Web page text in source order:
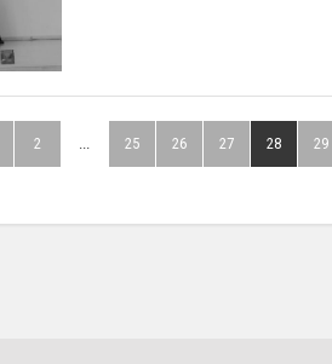
2 ... 25 26 27 28 29